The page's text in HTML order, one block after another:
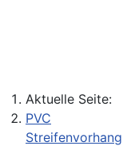
Aktuelle Seite:
PVC
Streifenvorhang